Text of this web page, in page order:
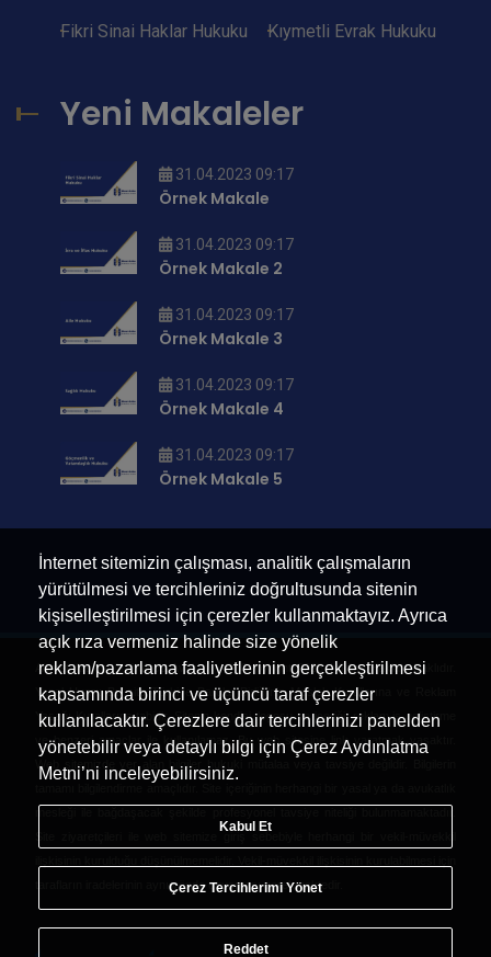
İnternet sitemizin çalışması, analitik çalışmaların
yürütülmesi ve tercihleriniz doğrultusunda sitenin
kişiselleştirilmesi için çerezler kullanmaktayız. Ayrıca
açık rıza vermeniz halinde size yönelik
reklam/pazarlama faaliyetlerinin gerçekleştirilmesi
kapsamında birinci ve üçüncü taraf çerezler
kullanılacaktır. Çerezlere dair tercihlerinizi panelden
yönetebilir veya detaylı bilgi için Çerez Aydınlatma
Metni’ni inceleyebilirsiniz.
Kabul Et
Çerez Tercihlerimi Yönet
Reddet
Fikri Sinai Haklar Hukuku Kıymetli Evrak Hukuku
Yeni Makaleler
31.04.2023 09:17
Örnek Makale
31.04.2023 09:17
Örnek Makale 2
31.04.2023 09:17
Örnek Makale 3
31.04.2023 09:17
Örnek Makale 4
31.04.2023 09:17
Örnek Makale 5
Ahmet Arslan Arabulucu Avukat - © Copyright 2023 | Tüm Hakları Saklıdır.
Yasal Uyarı: Bu site Türkiye Barolar Birliği'nin Meslek Kurallarına ve Reklam
Yasağı Kurallarına tabidir. Sitenin kendisi, logosu ve içeriği, reklam iş geliştirme
ve benzeri amaçlar ile kullanılamaz. Bu web sitesine link yaratmak yasaktır.
Web sitemizde yer alan bilgiler hukuki mütalaa veya tavsiye değildir. Bilgilerin
tarafların iradelerinin aynı yönde uyuşması gerekmektedir.